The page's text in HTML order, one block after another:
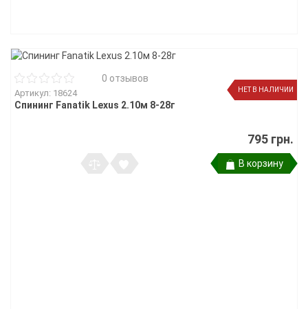
НЕТ В НАЛИЧИИ
0 отзывов
Артикул: 18624
Спининг Fanatik Lexus 2.10м 8-28г
795 грн.
В корзину